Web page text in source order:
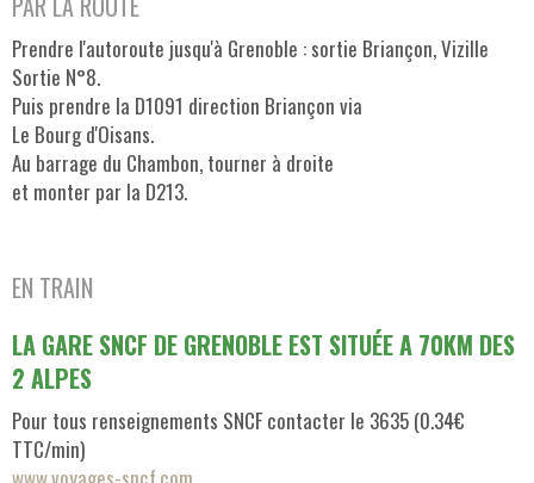
Prendre l'autoroute jusqu'à Grenoble : sortie Briançon, Vizille
Sortie N°8.
Puis prendre la D1091 direction Briançon via
Le Bourg d'Oisans.
Au barrage du Chambon, tourner à droite
et monter par la D213.
EN TRAIN
LA GARE SNCF DE GRENOBLE EST SITUÉE A 70KM DES
2 ALPES
Pour tous renseignements SNCF contacter le 3635 (0.34€
TTC/min)